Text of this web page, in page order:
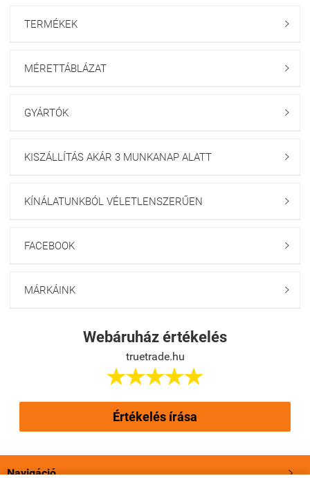
TERMÉKEK 
MÉRETTÁBLÁZAT 
GYÁRTÓK 
KISZÁLLÍTÁS AKÁR 3 MUNKANAP ALATT 
KÍNÁLATUNKBÓL VÉLETLENSZERŰEN 
FACEBOOK 
MÁRKÁINK 
Webáruház értékelés
truetrade.hu

Értékelés írása
Navigáció 